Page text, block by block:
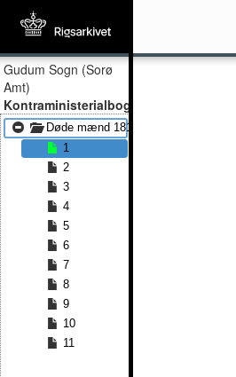
Gudum Sogn (Sorø
Amt)
Kontraministerialbog
Døde mænd 1813 - Døde mænd 1889
1
2
3
4
5
6
7
8
9
10
11